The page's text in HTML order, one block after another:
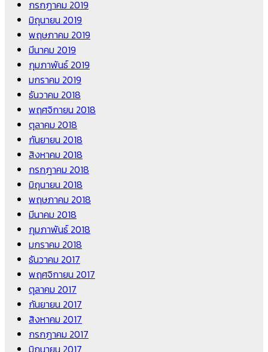
กรกฎาคม 2019
มิถุนายน 2019
พฤษภาคม 2019
มีนาคม 2019
กุมภาพันธ์ 2019
มกราคม 2019
ธันวาคม 2018
พฤศจิกายน 2018
ตุลาคม 2018
กันยายน 2018
สิงหาคม 2018
กรกฎาคม 2018
มิถุนายน 2018
พฤษภาคม 2018
มีนาคม 2018
กุมภาพันธ์ 2018
มกราคม 2018
ธันวาคม 2017
พฤศจิกายน 2017
ตุลาคม 2017
กันยายน 2017
สิงหาคม 2017
กรกฎาคม 2017